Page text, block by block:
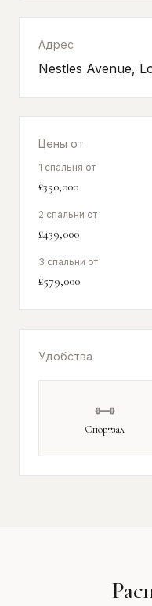
Адрес
Nestles Avenue,
Цены от
1 спальня от
£350,000
2 спальни от
£439,000
3 спальни от
£579,000
Удобства
Спортзал